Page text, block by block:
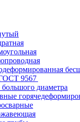
9567
диаметра